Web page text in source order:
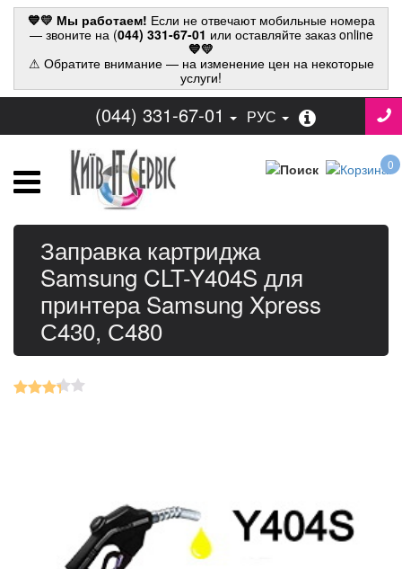
💙💛 Мы работаем! Если не отвечают мобильные номера
— звоните на (044) 331-67-01 или оставляйте заказ online
💙💛
⚠ Обратите внимание — на изменение цен на некоторые
услуги!
(044) 331-67-01 РУС
0
Заправка картриджа
Samsung CLT-Y404S для
принтера Samsung Xpress
С430, С480